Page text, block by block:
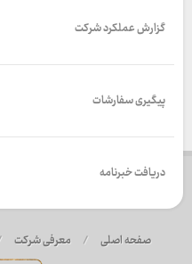
گزارش عملکرد شرکت
پیگیری سفارشات
دریافت خبرنامه
صفحه اصلی / معرفی شرکت